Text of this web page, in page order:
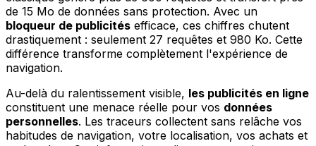
de 15 Mo de données sans protection. Avec un
bloqueur de publicités efficace, ces chiffres chutent
drastiquement : seulement 27 requêtes et 980 Ko. Cette
différence transforme complètement l'expérience de
navigation.
Au-delà du ralentissement visible, les publicités en ligne
constituent une menace réelle pour vos données
personnelles. Les traceurs collectent sans relâche vos
habitudes de navigation, votre localisation, vos achats et